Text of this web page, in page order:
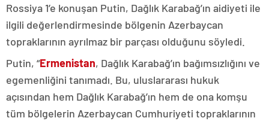
Rossiya 1’e konuşan Putin, Dağlık Karabağ’ın aidiyeti ile
ilgili değerlendirmesinde bölgenin Azerbaycan
topraklarının ayrılmaz bir parçası olduğunu söyledi.
Putin, “Ermenistan, Dağlık Karabağ’ın bağımsızlığını ve
egemenliğini tanımadı. Bu, uluslararası hukuk
açısından hem Dağlık Karabağ’ın hem de ona komşu
tüm bölgelerin Azerbaycan Cumhuriyeti topraklarının